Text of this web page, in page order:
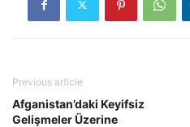
Previous article
Afganistan’daki Keyifsiz
Gelişmeler Üzerine